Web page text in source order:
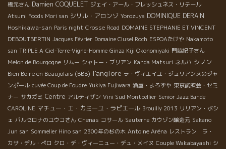
橋元さん Damien COQUELET ジェイ・アール・フレッシュネス・リテール
Atsumi Foods Mori san シリル・アロンゾ Yorozuya DOMINIQUE DERAIN
Hoshikawa-san Paris night Crosse Road DOMAINE STEPHANIE ET VINCENT
DEBOUTBERTIN Jacques Février Domaine Clusel Roch ESPOAたけや Nakamoto
san TRIPLE A Ciel-Terre-Vigne-Homme Ginza Kiji Okonomiyaki 門脇紀子さん
Melon de Bourgogne リムー シャトー・ブリアン Kanda Matsuri ネルハ シノン
Bien Boire en Beaujolais (BBB) l'anglore ラ・ヴィエイユ・ジュリアンヌのジャ
ンポール cuvée Coup de Foudre Yukiya Fujiwara 酒屋・よろずや 東京試飲会・セミ
ナー サカガミ Centre アルティザン Vini Sud Montpellier Senior Jazz Bande
CAROLINE マチュー・エ・カミーユ・ラピエール Brouilly 2013 リリアン・ボシ
ェ バルセロナのユウコさん Chenas コサール Sauterne カウゾン醸造元 Sakano
Jun san Sommelier Hino san 2300年の杉の木 Antoine Aréna レストラン ラ・
カサ・デル・ぺロ クロ・デ・ヴィーニュー・デュ・メイヌ Couple Wakabayashi シ